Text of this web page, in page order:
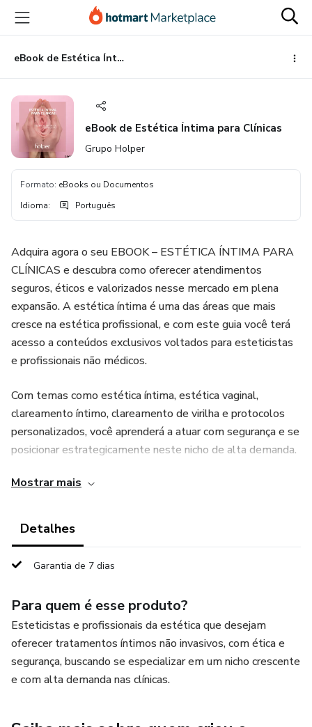
para
conteúdo
principal
para
pagamento
para
rodapé
eBook de Estética Íntima para Clínicas
eBook de Estética Íntima para Clínicas
Grupo Holper
Formato: eBooks ou Documentos
Idioma: Português
Adquira agora o seu EBOOK – ESTÉTICA ÍNTIMA PARA
CLÍNICAS e descubra como oferecer atendimentos
seguros, éticos e valorizados nesse mercado em plena
expansão. A estética íntima é uma das áreas que mais
cresce na estética profissional, e com este guia você terá
acesso a conteúdos exclusivos voltados para esteticistas
e profissionais não médicos.
Com temas como estética íntima, estética vaginal,
clareamento íntimo, clareamento de virilha e protocolos
personalizados, você aprenderá a atuar com segurança e se
posicionar estrategicamente neste nicho de alta demanda.
Mostrar mais
Detalhes
Garantia de 7 dias
Para quem é esse produto?
Esteticistas e profissionais da estética que desejam
oferecer tratamentos íntimos não invasivos, com ética e
segurança, buscando se especializar em um nicho crescente
e com alta demanda nas clínicas.